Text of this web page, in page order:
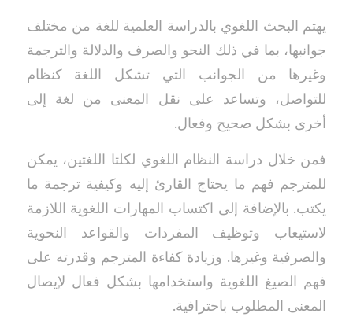
يهتم البحث اللغوي بالدراسة العلمية للغة من مختلف
جوانبها، بما في ذلك النحو والصرف والدلالة والترجمة
وغيرها من الجوانب التي تشكل اللغة كنظام
للتواصل، وتساعد على نقل المعنى من لغة إلى
أخرى بشكل صحيح وفعال.
فمن خلال دراسة النظام اللغوي لكلتا اللغتين، يمكن
للمترجم فهم ما يحتاج القارئ إليه وكيفية ترجمة ما
يكتب. بالإضافة إلى اكتساب المهارات اللغوية اللازمة
لاستيعاب وتوظيف المفردات والقواعد النحوية
والصرفية وغيرها. وزيادة كفاءة المترجم وقدرته على
فهم الصيغ اللغوية واستخدامها بشكل فعال لإيصال
المعنى المطلوب باحترافية.